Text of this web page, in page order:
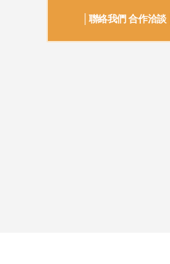
│聯絡我們 合作洽談 │